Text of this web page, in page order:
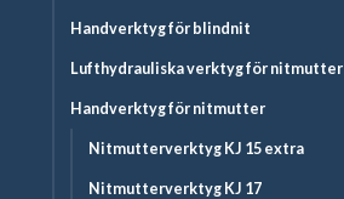
Handverktyg för blindnit
Lufthydrauliska verktyg för nitmutter
Handverktyg för nitmutter
Nitmutterverktyg KJ 15 extra
Nitmutterverktyg KJ 17